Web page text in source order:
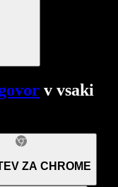
v vsaki
ZA CHROME